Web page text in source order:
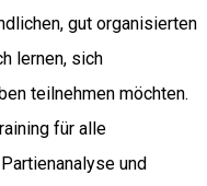
gut organisierten
lernen, sich
teilnehmen möchten.
für alle
und